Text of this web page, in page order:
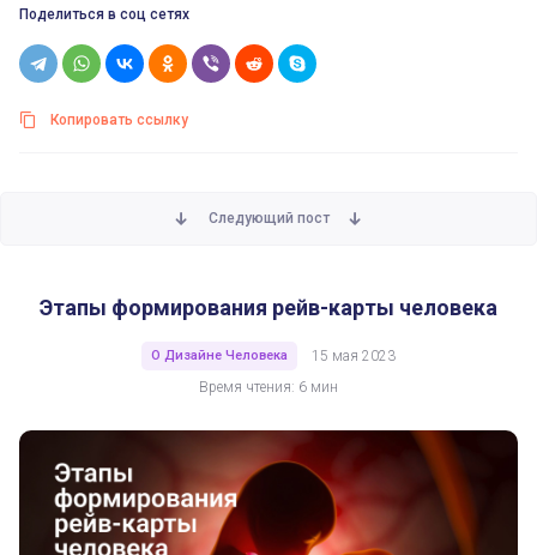
Поделиться в соц сетях
Копировать ссылку
Следующий пост
Этапы формирования рейв-карты человека
О Дизайне Человека
15 мая 2023
Время чтения: 6 мин